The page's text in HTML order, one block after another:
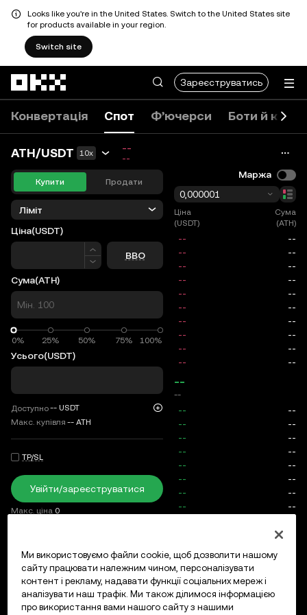
Looks like you're in the United States. Switch to the United States site
for products available in your region.
Switch site
Зареєструватись
Конвертація Спот Ф’ючерси Боти й
ATH/USDT 10x --
--
Купити Продати
Ліміт
Ціна(USDT)
Ціна
BBO
Сума(ATH)
0% 25% 50% 75% 100%
0%
Усього(USDT)
Доступно-- USDT
Макс. купівля -- ATH
TP/SL
Увійти/зареєструватися
Макс. ціна 0
Маржа
0,000001
Ціна
(USDT)
Сума
(ATH)
--
--
Відкриті ордери Історія ордерів Відкриті позиції
Ми використовуємо файли cookie, щоб дозволити нашому
сайту працювати належним чином, персоналізувати
контент і рекламу, надавати функції соціальних мереж і
аналізувати наш трафік. Ми також ділимося інформацією
про використання вами нашого сайту з нашими